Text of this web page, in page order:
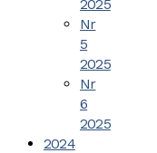
2025
Nr
5
2025
Nr
6
2025
2024